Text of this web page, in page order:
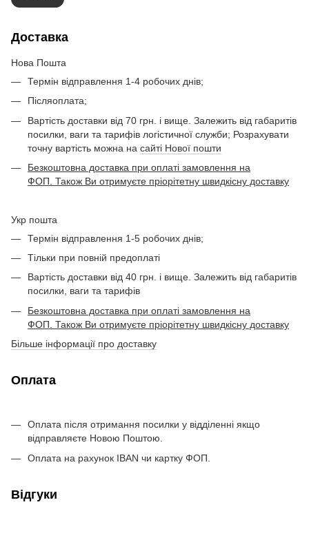
Доставка
Нова Пошта
Термін відправлення 1-4 робочих днів;
Післяоплата;
Вартість доставки від 70 грн. і вище. Залежить від габаритів
посилки, ваги та тарифів логістичної служби; Розрахувати
точну вартість можна на сайті Нової пошти
Безкоштовна доставка при оплаті замовлення на
ФОП. Також Ви отримуєте пріорітетну швидкісну доставку
Укр пошта
Термін відправлення 1-5 робочих днів;
Тільки при повній предоплаті
Вартість доставки від 40 грн. і вище. Залежить від габаритів
посилки, ваги та тарифів
Безкоштовна доставка при оплаті замовлення на
ФОП. Також Ви отримуєте пріорітетну швидкісну доставку
Більше інформації про доставку
Оплата
Оплата після отримання посилки у відділенні якщо
відправляєте Новою Поштою.
Оплата на рахунок IBAN чи картку ФОП.
Відгуки